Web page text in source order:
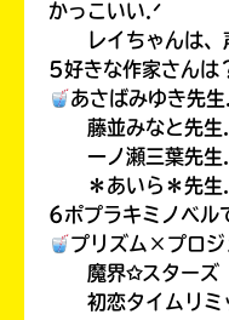
かっこいい.ᐟ
レイちゃんは、
5好きな作家さんは
あさばみゆき先生
藤並みなと先生
一ノ瀬三葉先生
＊あいら＊先生
6ポプラキミノベル
プリズム×プロジ
魔界✩スターズ
初恋タイムリミ